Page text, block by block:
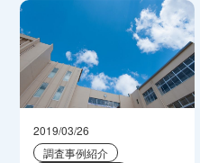
2019/03/26
調査事例紹介